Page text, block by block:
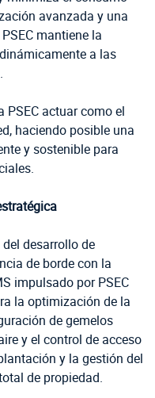
avanzada y una
mantiene la
a las
PSEC actuar como el
haciendo posible una
y sostenible para
desarrollo de
de borde con la
impulsado por PSEC
la optimización de la
de gemelos
y el control de acceso
y la gestión del
de propiedad.